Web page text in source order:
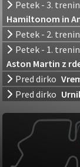
Petek - 3.
Hamiltonom in
Petek - 2.
Petek - 1.
Aston Martin z
Pred dirko
Pred dirko